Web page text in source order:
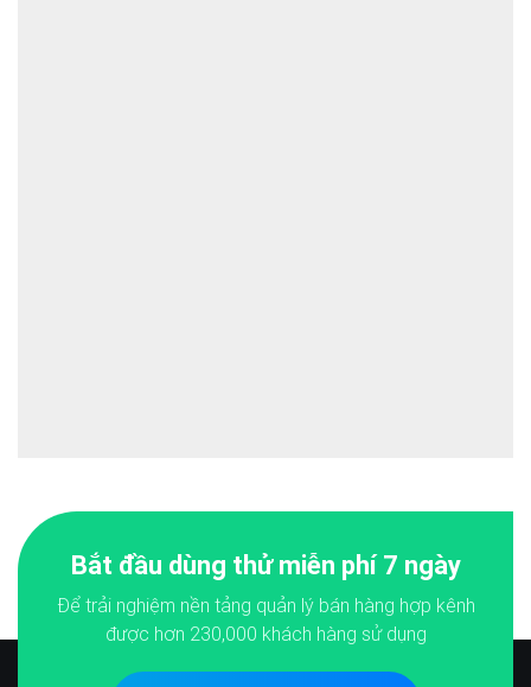
Bắt đầu dùng thử miễn phí 7 ngày
Để trải nghiệm nền tảng quản lý bán hàng hợp kênh
được hơn 230,000 khách hàng sử dụng